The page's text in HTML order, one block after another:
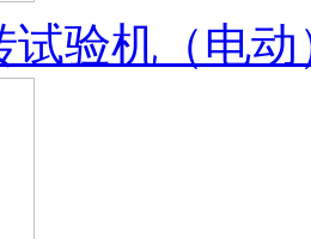
验机（电动